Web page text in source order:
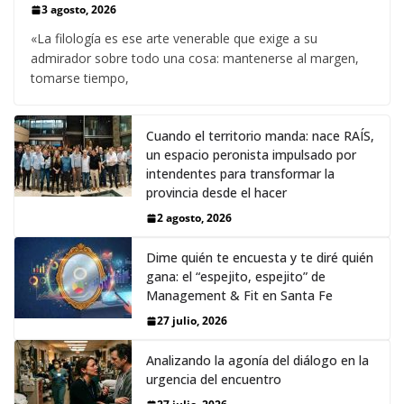
3 agosto, 2026
«La filología es ese arte venerable que exige a su
admirador sobre todo una cosa: mantenerse al margen,
tomarse tiempo,
Cuando el territorio manda: nace RAÍS,
un espacio peronista impulsado por
intendentes para transformar la
provincia desde el hacer
2 agosto, 2026
Dime quién te encuesta y te diré quién
gana: el “espejito, espejito” de
Management & Fit en Santa Fe
27 julio, 2026
Analizando la agonía del diálogo en la
urgencia del encuentro